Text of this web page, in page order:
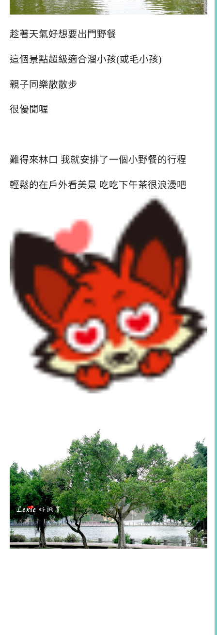
趁著天氣好想要出門野餐
這個景點超級適合溜小孩(或毛小孩)
親子同樂散散步
很優閒喔
難得來林口 我就安排了一個小野餐的行程
輕鬆的在戶外看美景 吃吃下午茶很浪漫吧